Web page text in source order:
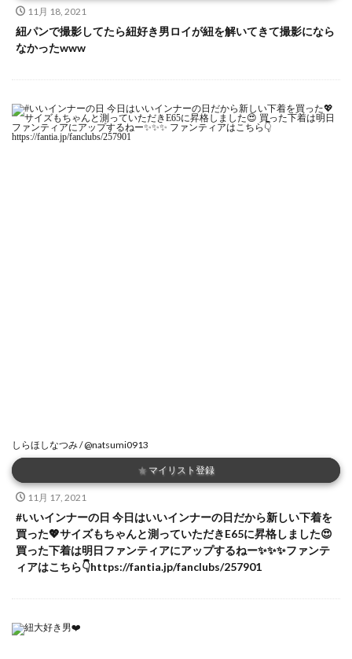
11月 18, 2021
紐パンで撮影してたら紐好き男ロイが紐を解いてきて撮影になら
なかったwww
しらほしなつみ / @natsumi0913
★ マイリスト登録
11月 17, 2021
#いいインナーの日 今日はいいインナーの日だから新しい下着を
買った💖サイズもちゃんと測っていただきE65に昇格しました😍
買った下着は明日ファンティアにアップするねー✨✨✨ファンテ
ィアはこちら👇https://fantia.jp/fanclubs/257901